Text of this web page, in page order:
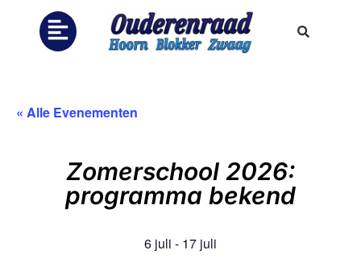
« Alle Evenementen
Zomerschool 2026:
programma bekend
6 juli - 17 juli